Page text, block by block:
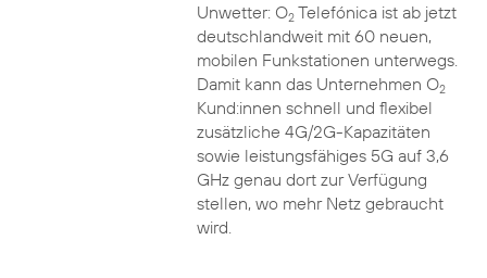
Unwetter: O2Telefónica ist ab jetzt
deutschlandweit mit 60 neuen,
mobilen Funkstationen unterwegs.
Damit kann das Unternehmen O2
Kund:innen schnell und flexibel
zusätzliche 4G/2G-Kapazitäten
sowie leistungsfähiges 5G auf 3,6
GHz genau dort zur Verfügung
stellen, wo mehr Netz gebraucht
wird.